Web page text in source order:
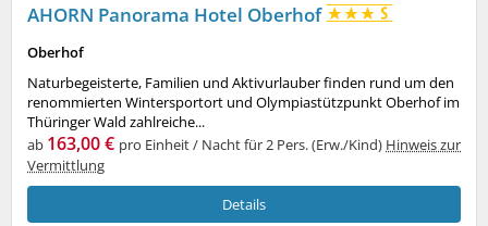
AHORN Panorama Hotel Oberhof
Oberhof
Naturbegeisterte, Familien und Aktivurlauber finden rund um den
renommierten Wintersportort und Olympiastützpunkt Oberhof im
Thüringer Wald zahlreiche...
ab 163,00 € pro Einheit / Nacht für 2 Pers. (Erw./Kind) Hinweis zur
Vermittlung
Details